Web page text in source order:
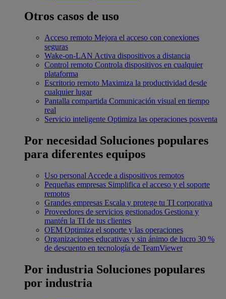
Otros casos de uso
Acceso remoto Mejora el acceso con conexiones
seguras
Wake-on-LAN Activa dispositivos a distancia
Control remoto Controla dispositivos en cualquier
plataforma
Escritorio remoto Maximiza la productividad desde
cualquier lugar
Pantalla compartida Comunicación visual en tiempo
real
Servicio inteligente Optimiza las operaciones posventa
Por necesidad Soluciones populares
para diferentes equipos
Uso personal Accede a dispositivos remotos
Pequeñas empresas Simplifica el acceso y el soporte
remotos
Grandes empresas Escala y protege tu TI corporativa
Proveedores de servicios gestionados Gestiona y
mantén la TI de tus clientes
OEM Optimiza el soporte y las operaciones
Organizaciones educativas y sin ánimo de lucro 30 %
de descuento en tecnología de TeamViewer
Por industria Soluciones populares
por industria